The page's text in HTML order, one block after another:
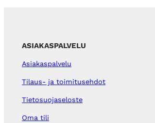
ASIAKASPALVELU
Asiakaspalvelu
Tilaus- ja toimitusehdot
Tietosuojaseloste
Oma tili